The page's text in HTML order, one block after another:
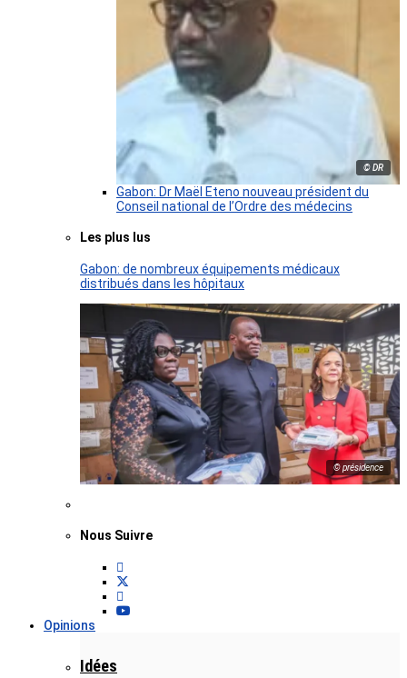
© DR
Gabon: Dr Maël Eteno nouveau président du
Conseil national de l’Ordre des médecins
Les plus lus
Gabon: de nombreux équipements médicaux
distribués dans les hôpitaux
© présidence
Nous Suivre
Opinions
Idées